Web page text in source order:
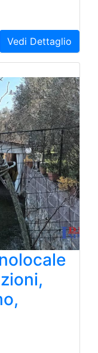
Vedi Dettaglio